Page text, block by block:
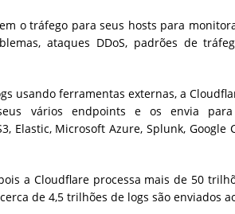
o tráfego para seus hosts para
ataques DDoS, padrões de
usando ferramentas externas, a
vários endpoints e os envia para
Elastic, Microsoft Azure, Splunk, Google
a Cloudflare processa mais de 50
de 4,5 trilhões de logs são enviados